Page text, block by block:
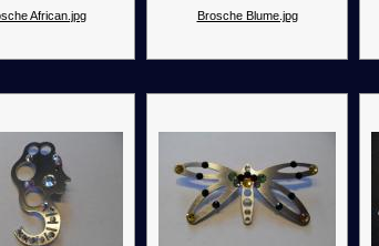
African.jpg Brosche Blume.jpg